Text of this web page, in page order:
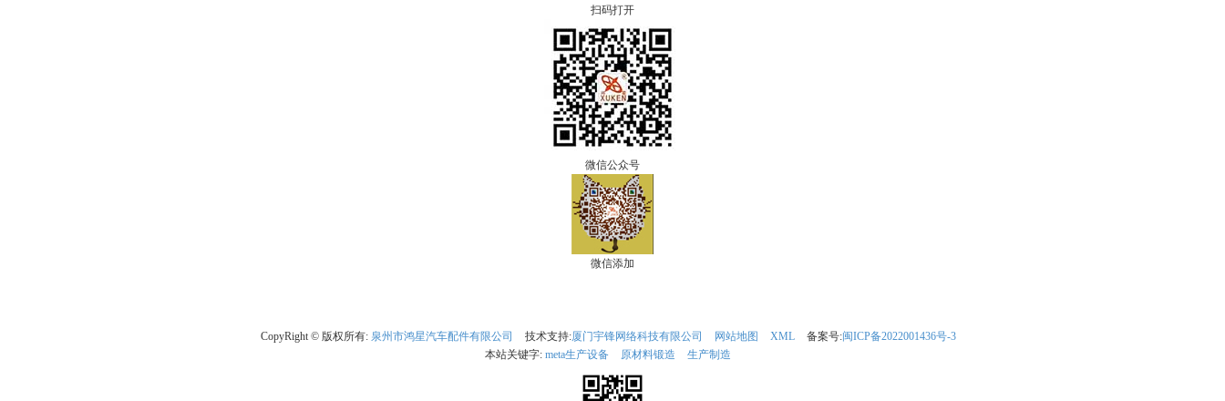
扫码打开
微信公众号
微信添加
CopyRight © 版权所有: 泉州市鸿星汽车配件有限公司 技术支持:厦门宇锋网络科技有限公司 网站地图 XML 备案号:闽ICP备2022001436号-3
本站关键字: meta生产设备 原材料锻造 生产制造